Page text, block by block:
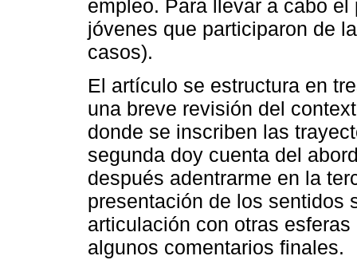
empleo. Para llevar a cabo
jóvenes que participaron de
casos).
El artículo se estructura en
una breve revisión del
donde se inscriben las
segunda doy cuenta del
después adentrarme en la
presentación de los sentidos
articulación con otras
algunos comentarios finales.